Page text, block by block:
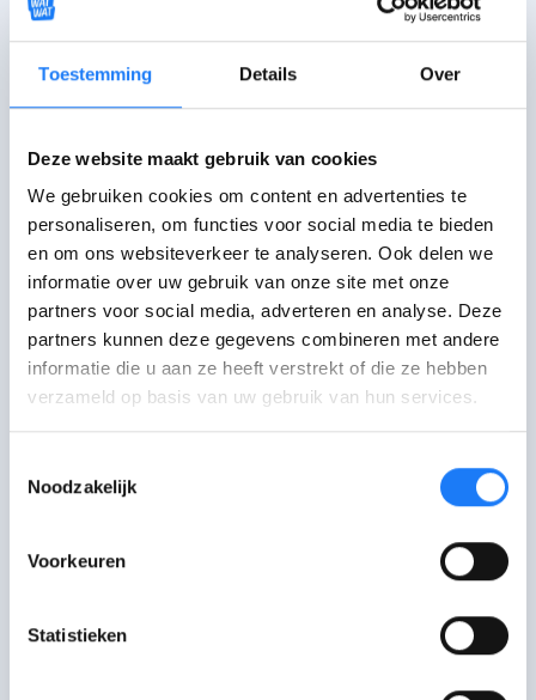
Toestemming Details Over
Deze website maakt gebruik van cookies
We gebruiken cookies om content en advertenties te
personaliseren, om functies voor social media te bieden
en om ons websiteverkeer te analyseren. Ook delen we
informatie over uw gebruik van onze site met onze
partners voor social media, adverteren en analyse. Deze
partners kunnen deze gegevens combineren met andere
informatie die u aan ze heeft verstrekt of die ze hebben
verzameld op basis van uw gebruik van hun services.
Noodzakelijk
Voorkeuren
Statistieken
bij
Zijn het enkel tics?
Nee,veelmensen met tourette hebben
ook een extra diagnose , zoals:
ADHD
Dwangstoornis (OCD)
Autisme (ASS)
Ze hebbenvaak ook te maken met:
Gevoelig zijn voor drukte en geluid
Dwang
Slecht slapen